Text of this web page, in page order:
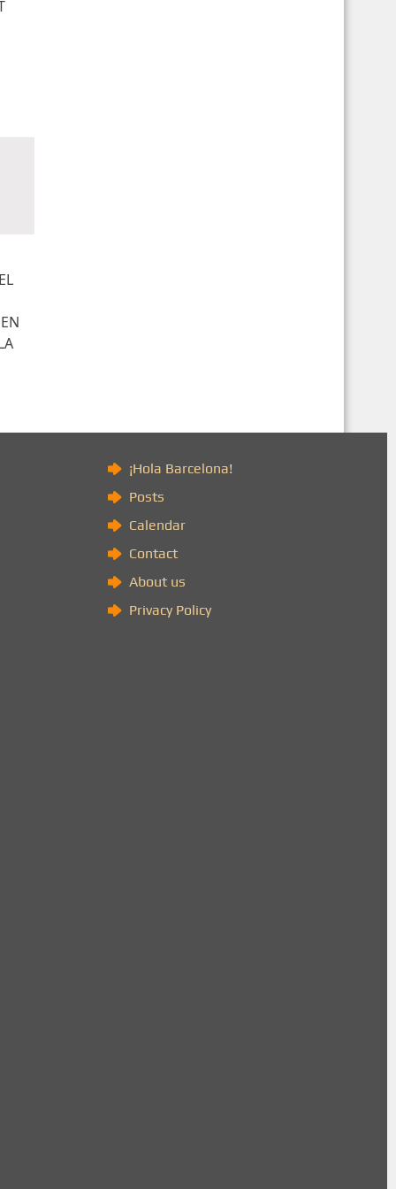
¡Hola Barcelona!
Posts
Calendar
Contact
About us
Privacy Policy